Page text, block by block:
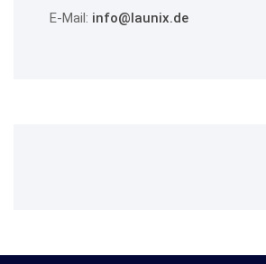
E-Mail: info@launix.de